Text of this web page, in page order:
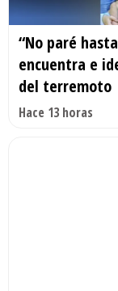
“No paré
encuentra e
del terremoto
Hace 13 horas